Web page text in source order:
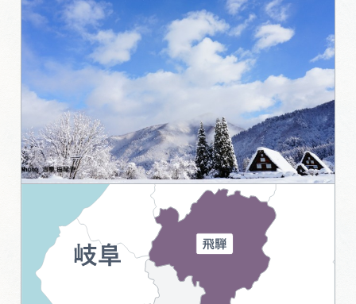
スポット・体験
イベント
グルメ
旅の予約
アクセス
インフォメーション
ぎふ旅レポーター記事
行きたいリストを見る